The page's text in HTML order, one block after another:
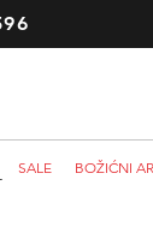
SALE BOŽIĆNI